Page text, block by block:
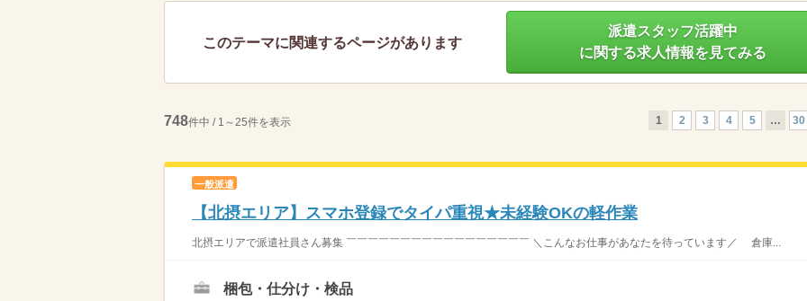
このテーマに関連するページがあります
派遣スタッフ活躍中
に関する求人情報を見てみる
748件中 / 1～25件を表示 1 2 3 4 5 … 30
一般派遣
【北摂エリア】スマホ登録でタイパ重視★未経験OKの軽作業
北摂エリアで派遣社員さん募集 ￣￣￣￣￣￣￣￣￣￣￣￣￣￣￣￣￣ ＼こんなお仕事があなたを待っています／ 倉庫...
梱包・仕分け・検品